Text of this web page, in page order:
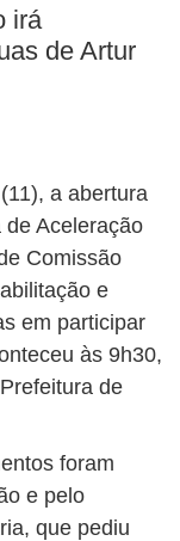
irá
de Artur
a abertura
Aceleração
Comissão
e
em participar
às 9h30,
de
foram
e pelo
que pediu